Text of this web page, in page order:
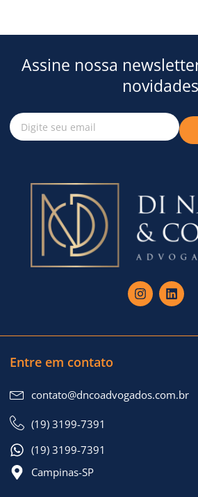
Assine nossa
novidades
Entre em contato
contato@dncoadvogados.com.br
(19) 3199-7391
(19) 3199-7391
Campinas-SP